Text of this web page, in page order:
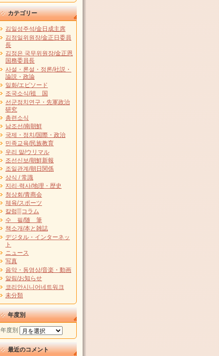
カテゴリー
김일성주석/金日成主席
김정일위원장/金正日委員
長
김정은 국무위원장/金正恩
国務委員長
사설・론설・정론/社説・
論説・政論
일화/エピソード
조국소식/祖 国
선군정치연구・先軍政治
研究
총련소식
남조선/南朝鮮
국제・정치/国際・政治
민족교육/民族教育
우리 말/ウリマル
조선신보/朝鮮新報
조일관계/朝日関係
상식 / 常識
지리·력사/地理・歴史
청상회/青商会
체육/スポーツ
칼럼▒コラム
수 필/随 筆
책소개/本と雑誌
デジタル・インターネッ
ト
ニュース
写真
음악・동영상/音楽・動画
알림/お知らせ
코리안시니어네트워크
未分類
年度別
年度別
最近のコメント